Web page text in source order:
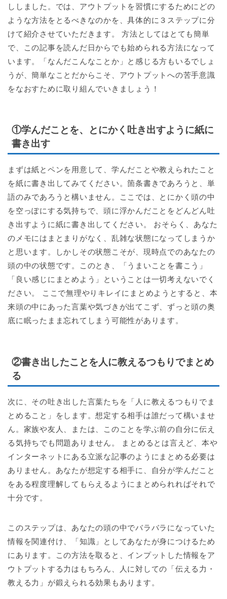
ししました。では、アウトプットを習慣にするためにどの
ような方法をとるべきなのかを、具体的に３ステップに分
けて紹介させていただきます。 方法としてはとても簡単
で、この記事を読んだ日からでも始められる方法になって
います。「なんだこんなことか」と感じる方もいるでしょ
うが、簡単なことだからこそ、アウトプットへの苦手意識
をなおすために取り組んでいきましょう！
①学んだことを、とにかく吐き出すように紙に
書き出す
まずは紙とペンを用意して、学んだことや教えられたこと
を紙に書き出してみてください。箇条書きであろうと、単
語のみであろうと構いません。ここでは、とにかく頭の中
を空っぽにする気持ちで、頭に浮かんだことをどんどん吐
き出すように紙に書き出してください。 おそらく、あなた
のメモにはまとまりがなく、乱雑な状態になってしまうか
と思います。しかしその状態こそが、現時点でのあなたの
頭の中の状態です。このとき、「うまいことを書こう」
「良い感じにまとめよう」ということは一切考えないでく
ださい。 ここで無理やりキレイにまとめようとすると、本
来頭の中にあった言葉や気づきが出てこず、ずっと頭の奥
底に眠ったまま忘れてしまう可能性があります。
②書き出したことを人に教えるつもりでまとめ
る
次に、その吐き出した言葉たちを「人に教えるつもりでま
とめること」をします。想定する相手は誰だって構いませ
ん。家族や友人、または、このことを学ぶ前の自分に伝え
る気持ちでも問題ありません。 まとめるとは言えど、本や
インターネットにある立派な記事のようにまとめる必要は
ありません。あなたが想定する相手に、自分が学んだこと
をある程度理解してもらえるようにまとめられればそれで
十分です。
このステップは、あなたの頭の中でバラバラになっていた
情報を関連付け、「知識」としてあなたが身につけるため
にあります。この方法を取ると、インプットした情報をア
ウトプットする力はもちろん、人に対しての「伝える力・
教える力」が鍛えられる効果もあります。